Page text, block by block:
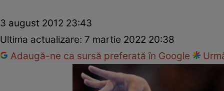
3 august 2012 23:43
Ultima actualizare: 7 martie 2022 20:38
Adaugă-ne ca sursă preferată în Google